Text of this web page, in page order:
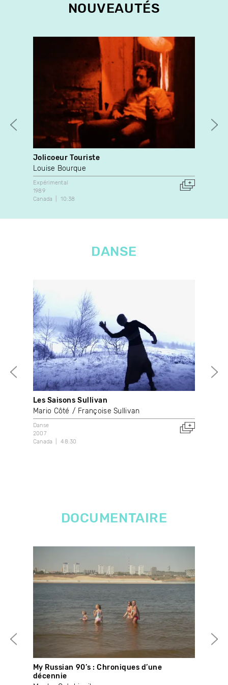
NOUVEAUTÉS
Jolicoeur Touriste
Louise Bourque
Expérimental
1989
Canada
10:38
DANSE
Les Saisons Sullivan
Mario Côté
Françoise Sullivan
Danse
2007
Canada
48:30
DOCUMENTAIRE
My Russian 90’s : Chroniques d’une
décennie